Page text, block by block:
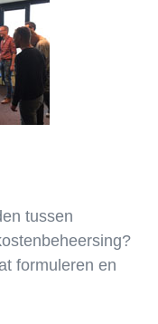
tussen
formuleren en